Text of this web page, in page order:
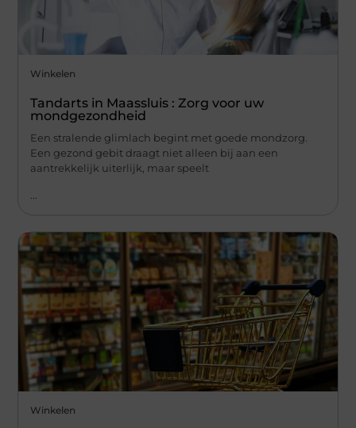
Winkelen
Tandarts in Maassluis : Zorg voor uw
mondgezondheid
Een stralende glimlach begint met goede mondzorg.
Een gezond gebit draagt niet alleen bij aan een
aantrekkelijk uiterlijk, maar speelt
Winkelen